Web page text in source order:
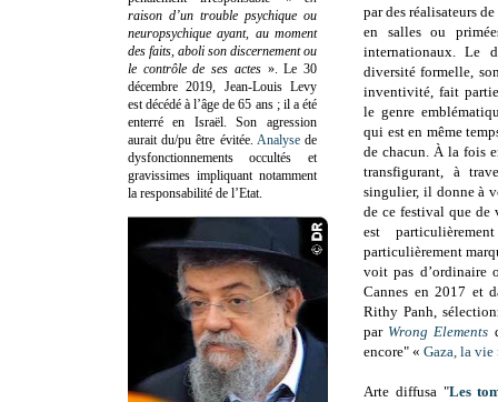
par des réalisateurs
en salles ou
internationaux. Le
diversité formelle,
inventivité, fait partie
le genre
qui est en même
de chacun. À la fois
transfigurant, à
singulier, il donne à
de ce festival que de
est
particulièrement
voit pas d’ordinaire
Cannes en 2017 et
Rithy Panh,
par Wrong Elements
encore" « Gaza, la vie
Arte diffusa "Les
raison d’un trouble psychique ou
neuropsychique ayant, au moment
des faits, aboli son discernement ou
le contrôle de ses actes». Le 30
décembre 2019, Jean-Louis Levy
est décédé à l’âge de 65 ans ; il a été
enterré en Israël. Son agression
aurait du/pu être évitée. Analysede
dysfonctionnements occultés et
gravissimes impliquant notamment
la responsabilité de l’Etat.